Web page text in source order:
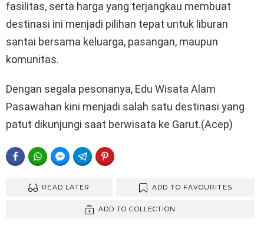
fasilitas, serta harga yang terjangkau membuat
destinasi ini menjadi pilihan tepat untuk liburan
santai bersama keluarga, pasangan, maupun
komunitas.
Dengan segala pesonanya, Edu Wisata Alam
Pasawahan kini menjadi salah satu destinasi yang
patut dikunjungi saat berwisata ke Garut.(Acep)
FACEBOOKWHATSAPPFACEBOOK MESSENGER
TELEGRAM
READ LATER ADD TO FAVOURITES
ADD TO COLLECTION